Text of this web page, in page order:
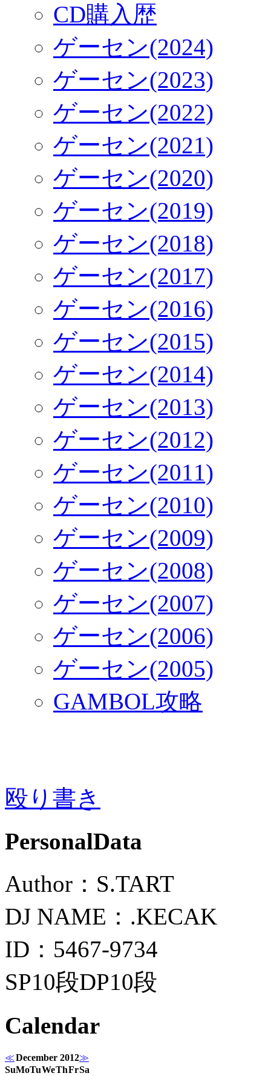
CD購入歴
ゲーセン(2024)
ゲーセン(2023)
ゲーセン(2022)
ゲーセン(2021)
ゲーセン(2020)
ゲーセン(2019)
ゲーセン(2018)
ゲーセン(2017)
ゲーセン(2016)
ゲーセン(2015)
ゲーセン(2014)
ゲーセン(2013)
ゲーセン(2012)
ゲーセン(2011)
ゲーセン(2010)
ゲーセン(2009)
ゲーセン(2008)
ゲーセン(2007)
ゲーセン(2006)
ゲーセン(2005)
GAMBOL攻略
殴り書き
PersonalData
Author：S.TART
DJ NAME：.KECAK
ID：5467-9734
SP10段DP10段
Calendar
≪December 2012≫
SuMoTuWeThFrSa